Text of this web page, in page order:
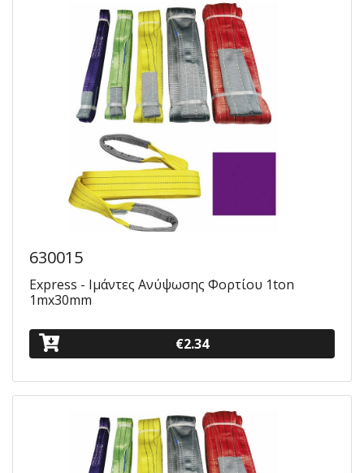
630015
Express - Ιμάντες Ανύψωσης Φορτίου 1ton
1mx30mm
€2.34